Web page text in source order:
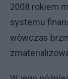
2008 rokiem
systemu
wówczas